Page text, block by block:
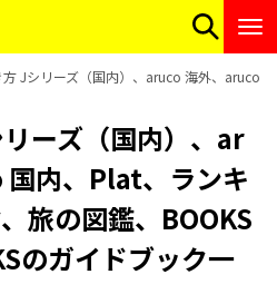
Jシリーズ（国内）、aruco 海外、aruco
ーズ（国内）、ar
内、Plat、ランキ
旅の図鑑、BOOKS
のガイドブック一